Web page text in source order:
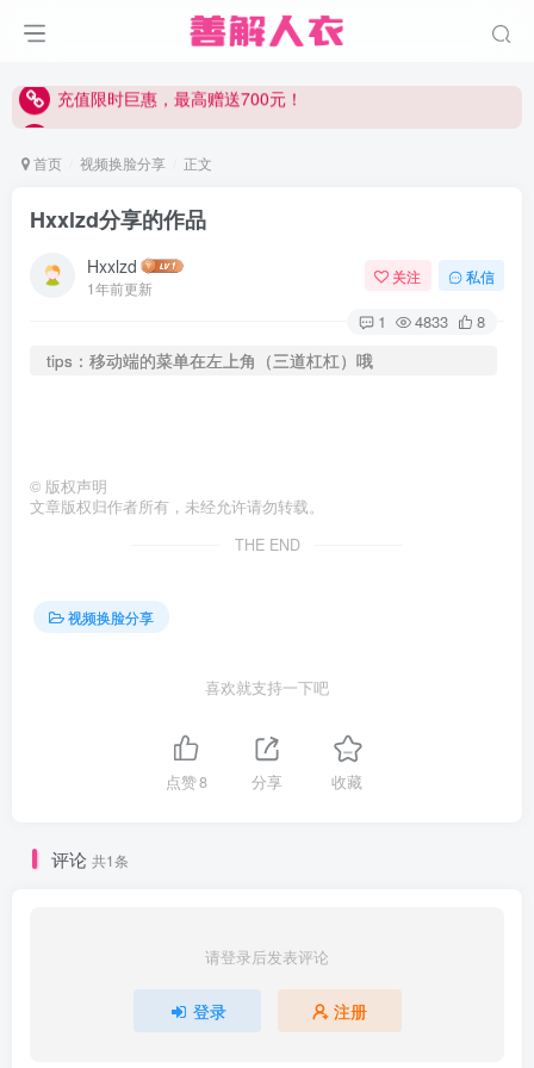
充值限时巨惠，最高赠送700元！
充值限时巨惠，最高赠送700元！
首页 视频换脸分享 正文
Hxxlzd分享的作品
Hxxlzd
1年前更新
关注 私信
1 4833
8
tips：移动端的菜单在左上角（三道杠杠）哦
© 版权声明
文章版权归作者所有，未经允许请勿转载。
THE END
视频换脸分享
喜欢就支持一下吧
点赞8 分享 收藏
评论 共1条
请登录后发表评论
登录 注册